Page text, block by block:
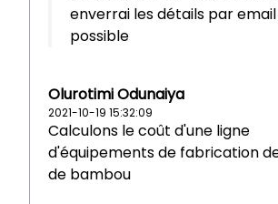
enverrai les détails par
possible
Olurotimi Odunaiya
2021-10-19 15:32:09
Calculons le coût d'une ligne
d'équipements de fabrication
de bambou